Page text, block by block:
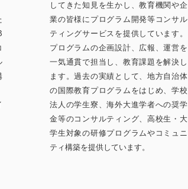
してきた知見を生かし、教育機関や企
業の皆様にプログラム開発等コンサル
ティングサービスを提供しています。
プログラムの企画設計、広報、運営を
一気通貫で担当し、教育課題を解決し
ます。過去の実績として、地方自治体
の国際教育プログラムをはじめ、学校
法人の学生寮、海外大進学者への奨学
金等のコンサルティング、高校生・大
学生対象の研修プログラムやコミュニ
ティ構築を提供しています。